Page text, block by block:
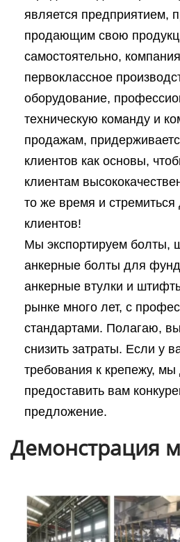
является предприятием,
продающим свою
самостоятельно,
первоклассное
оборудование,
техническую команду и
продажам,
клиентов как основы,
клиентам
то же время и стремиться
клиентов!
Мы экспортируем болты,
анкерные болты для
анкерные втулки и
рынке много лет, с
стандартами. Полагаю,
снизить затраты. Если у
требования к крепежу,
предоставить вам
предложение.
Демонстрация